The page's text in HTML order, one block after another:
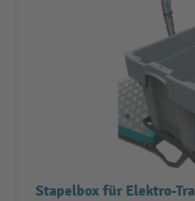
Stapelbox für Elektro-